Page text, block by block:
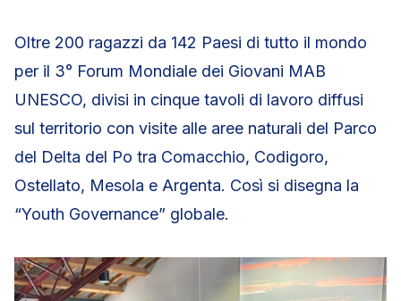
Oltre 200 ragazzi da 142 Paesi di tutto il mondo
per il 3° Forum Mondiale dei Giovani MAB
UNESCO, divisi in cinque tavoli di lavoro diffusi
sul territorio con visite alle aree naturali del Parco
del Delta del Po tra Comacchio, Codigoro,
Ostellato, Mesola e Argenta. Così si disegna la
“Youth Governance” globale.